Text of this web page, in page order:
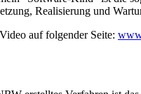
Realisierung und
auf folgender Seite: